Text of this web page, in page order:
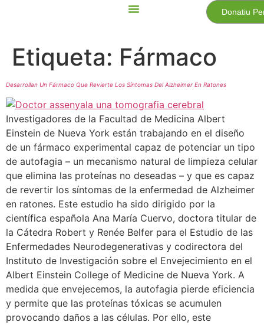
Donatiu
Etiqueta: Fármaco
Desarrollan Un Fármaco Que Revierte Los Síntomas Del Alzheimer En Ratones
Investigadores de la Facultad de Medicina Albert
Einstein de Nueva York están trabajando en el diseño
de un fármaco experimental capaz de potenciar un tipo
de autofagia – un mecanismo natural de limpieza celular
que elimina las proteínas no deseadas – y que es capaz
de revertir los síntomas de la enfermedad de Alzheimer
en ratones. Este estudio ha sido dirigido por la
científica española Ana María Cuervo, doctora titular de
la Cátedra Robert y Renée Belfer para el Estudio de las
Enfermedades Neurodegenerativas y codirectora del
Instituto de Investigación sobre el Envejecimiento en el
Albert Einstein College of Medicine de Nueva York. A
medida que envejecemos, la autofagia pierde eficiencia
y permite que las proteínas tóxicas se acumulen
provocando daños a las células. Por ello, este